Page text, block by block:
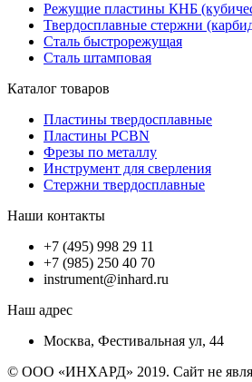
Режущие пластины КНБ
Твердосплавные стержни
Сталь быстрорежущая
Сталь штамповая
Каталог товаров
Пластины твердосплавные
Пластины PCBN
Фрезы по металлу
Инструмент для сверления
Стержни твердосплавные
Наши контакты
+7 (495) 998 29 11
+7 (985) 250 40 70
instrument@inhard.ru
Наш адрес
Москва, Фестивальная ул, 44
© ООО «ИНХАРД» 2019. Сайт не